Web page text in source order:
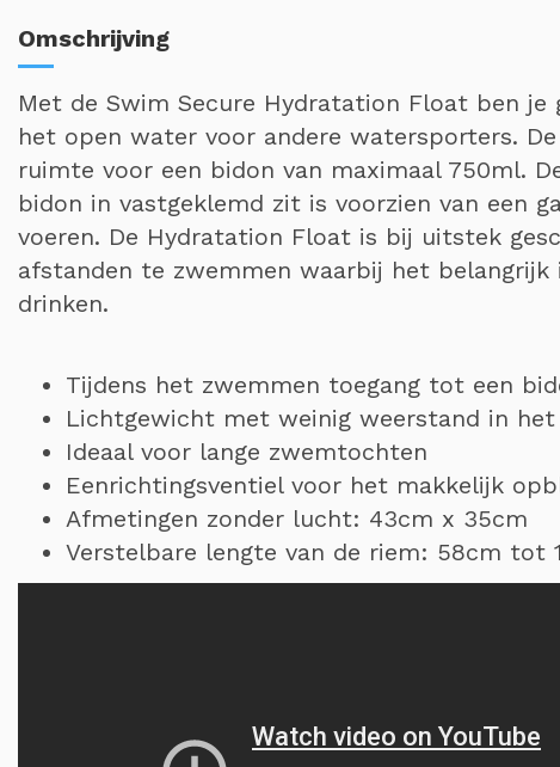
Omschrijving
Met de Swim Secure Hydratation Float ben je
het open water voor andere watersporters.
ruimte voor een bidon van maximaal 750ml.
bidon in vastgeklemd zit is voorzien van een
voeren. De Hydratation Float is bij uitstek
afstanden te zwemmen waarbij het
drinken.
Tijdens het zwemmen toegang tot een
Lichtgewicht met weinig weerstand in
Ideaal voor lange zwemtochten
Eenrichtingsventiel voor het makkelijk
Afmetingen zonder lucht: 43cm x 35cm
Verstelbare lengte van de riem: 58cm tot